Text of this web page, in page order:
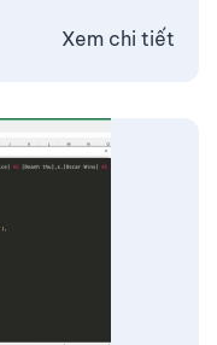
Xem chi tiết